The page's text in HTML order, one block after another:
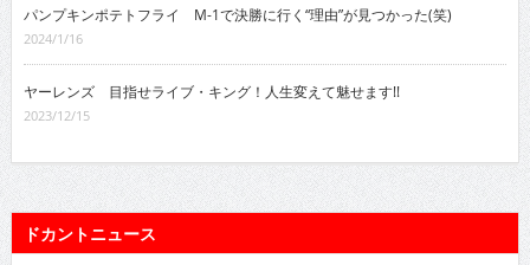
パンプキンポテトフライ M-1で決勝に行く“理由”が見つかった(笑)
2024/1/16
ヤーレンズ 目指せライブ・キング！人生変えて魅せます!!
2023/12/15
ドカントニュース